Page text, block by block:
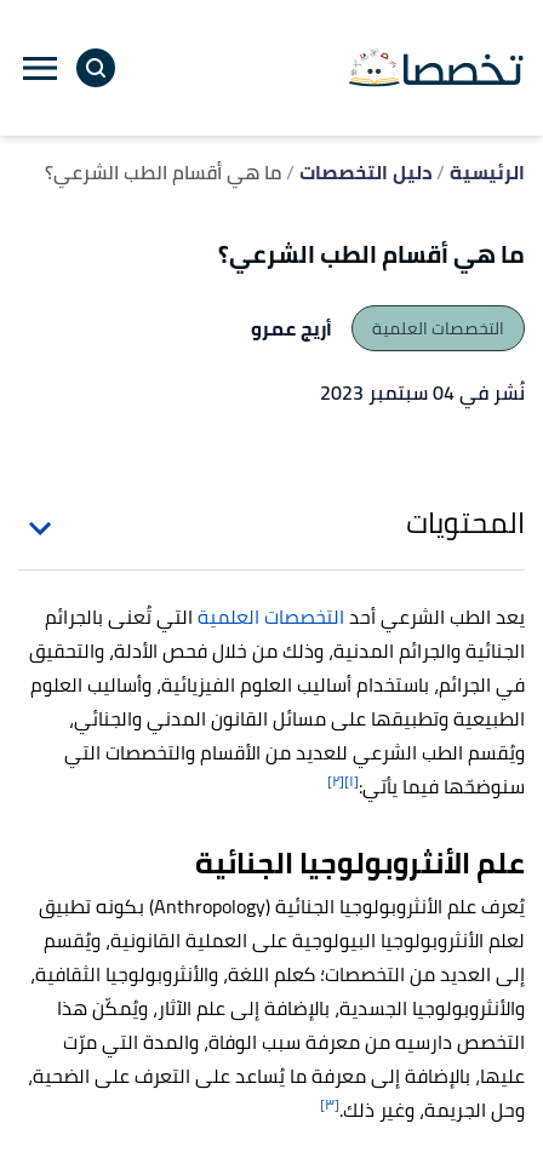
الرئيسية دليل التخصصات ما هي أقسام الطب الشرعي؟
ما هي أقسام الطب الشرعي؟
التخصصات العلمية
أريج عمرو
نُشر في 04 سبتمبر 2023
المحتويات
يعد الطب الشرعي أحدالتخصصات العلميةالتي تُعنى بالجرائم
الجنائية والجرائم المدنية، وذلك من خلال فحص الأدلة، والتحقيق
في الجرائم، باستخدام أساليب العلوم الفيزيائية، وأساليب العلوم
الطبيعية وتطبيقها على مسائل القانون المدني والجنائي،
ويُقسم الطب الشرعي للعديد من الأقسام والتخصصات التي
سنوضحّها فيما يأتي:[١] [٢]
علم الأنثروبولوجيا الجنائية
يُعرف علم الأنثروبولوجيا الجنائية (Anthropology) بكونه تطبيق
لعلم الأنثروبولوجيا البيولوجية على العملية القانونية، ويُقسم
إلى العديد من التخصصات؛ كعلم اللغة، والأنثروبولوجيا الثقافية،
والأنثروبولوجيا الجسدية، بالإضافة إلى علم الآثار، ويُمكّن هذا
التخصص دارسيه من معرفة سبب الوفاة، والمدة التي مرّت
عليها، بالإضافة إلى معرفة ما يُساعد على التعرف على الضحية،
وحل الجريمة، وغير ذلك.[٣]